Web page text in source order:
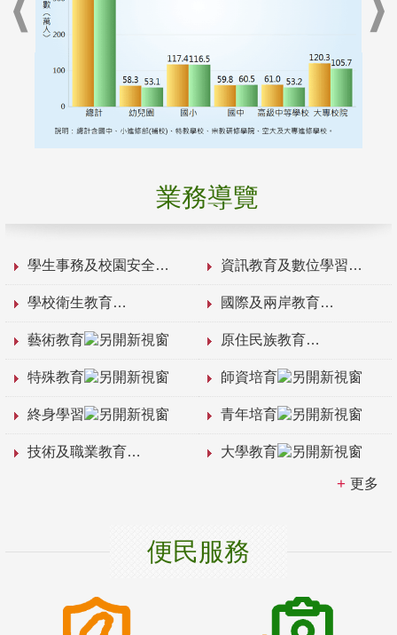
業務導覽
學生事務及校園安全 資訊教育及數位學習
學校衛生教育 國際及兩岸教育
藝術教育 原住民族教育
特殊教育 師資培育
終身學習 青年培育
技術及職業教育 大學教育
更多
便民服務